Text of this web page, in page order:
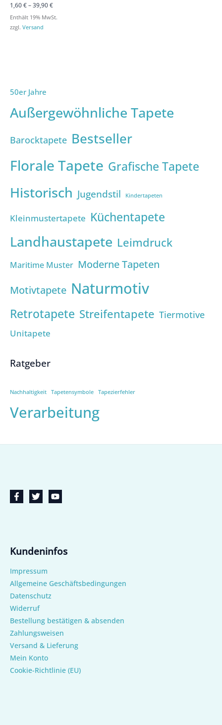
1,60€–39,90€
Enthält 19% MwSt.
zzgl. Versand
50er Jahre
Außergewöhnliche Tapete
Barocktapete Bestseller
Florale Tapete Grafische Tapete
Historisch Jugendstil Kindertapeten
Kleinmustertapete Küchentapete
Landhaustapete Leimdruck
Maritime Muster Moderne Tapeten
Motivtapete Naturmotiv
Retrotapete Streifentapete Tiermotive
Unitapete
Ratgeber
Nachhaltigkeit Tapetensymbole Tapezierfehler
Verarbeitung
Kundeninfos
Impressum
Allgemeine Geschäftsbedingungen
Datenschutz
Widerruf
Bestellung bestätigen & absenden
Zahlungsweisen
Versand & Lieferung
Mein Konto
Cookie-Richtlinie (EU)